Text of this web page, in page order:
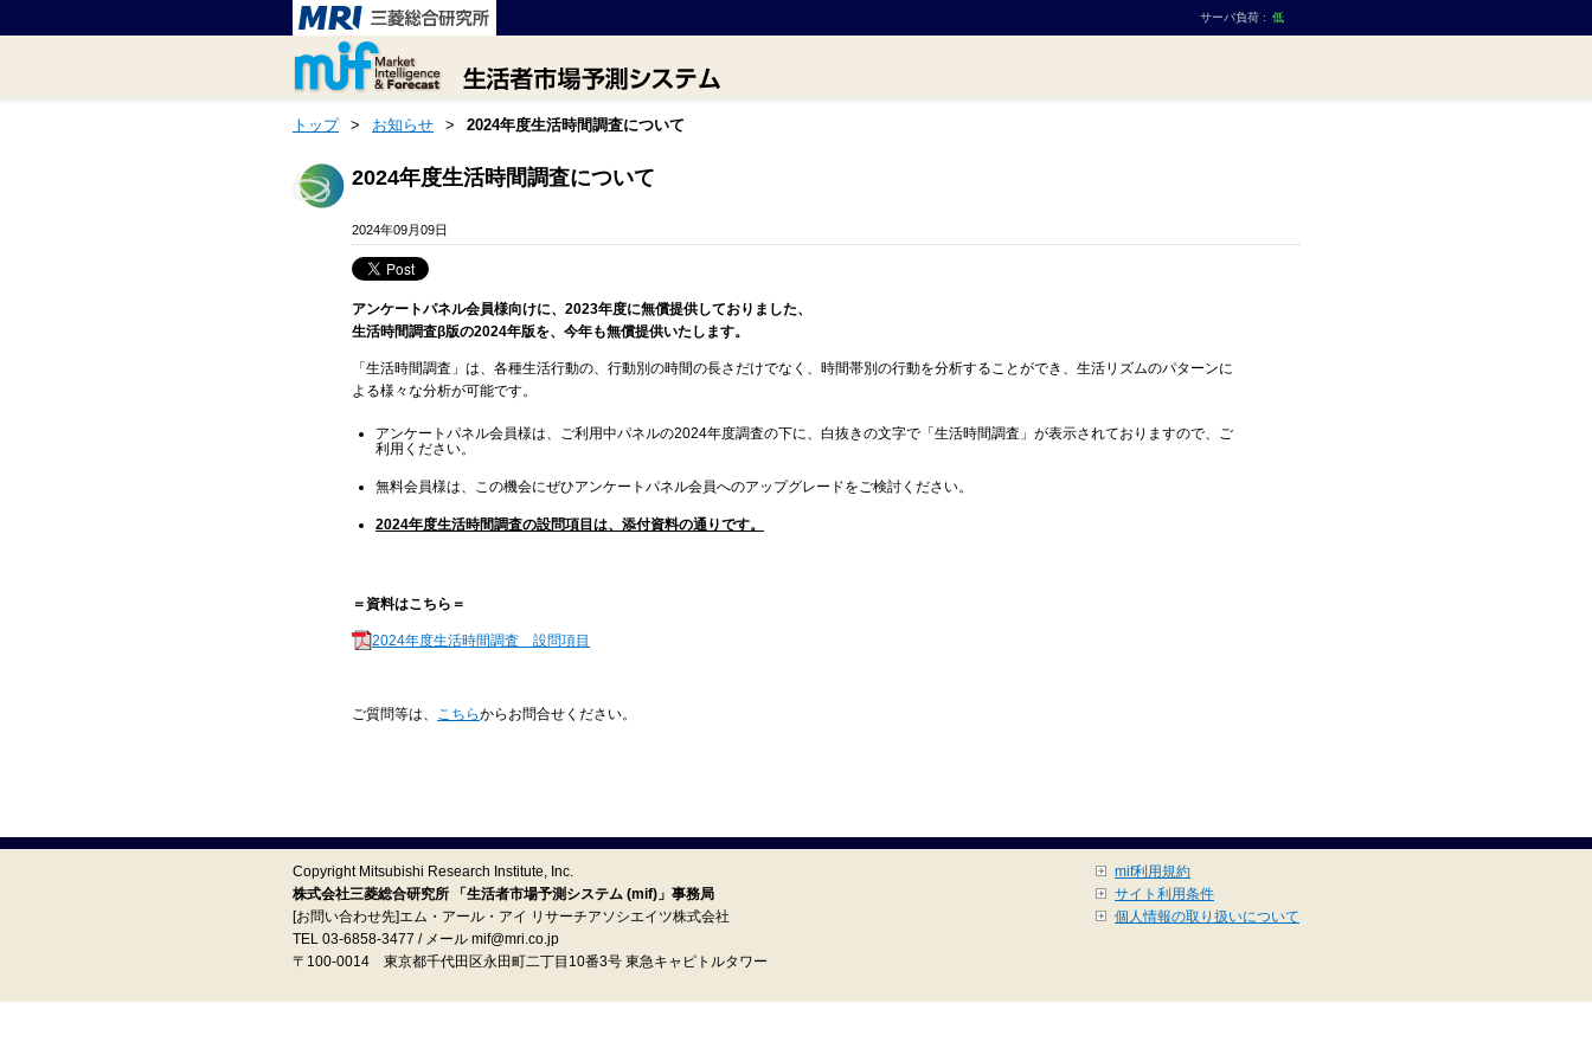
サーバ負荷 : 低
トップ > お知らせ > 2024年度生活時間調査について
2024年度生活時間調査について
2024年09月09日
アンケートパネル会員様向けに、2023年度に無償提供しておりました、
生活時間調査β版の2024年版を、今年も無償提供いたします。
「生活時間調査」は、各種生活行動の、行動別の時間の長さだけでなく、時間帯別の行動を分析することができ、生活リズムのパターンに
よる様々な分析が可能です。
アンケートパネル会員様は、ご利用中パネルの2024年度調査の下に、白抜きの文字で「生活時間調査」が表示されておりますので、ご
利用ください。
無料会員様は、この機会にぜひアンケートパネル会員へのアップグレードをご検討ください。
2024年度生活時間調査の設問項目は、添付資料の通りです。
＝資料はこちら＝
2024年度生活時間調査 設問項目
ご質問等は、 こちらからお問合せください。
Copyright Mitsubishi Research Institute, Inc.
株式会社三菱総合研究所 「生活者市場予測システム (mif)」事務局
[お問い合わせ先]エム・アール・アイ リサーチアソシエイツ株式会社
TEL 03-6858-3477 / メール mif@mri.co.jp
〒100‐0014 東京都千代田区永田町二丁目10番3号 東急キャピトルタワー
mif利用規約
サイト利用条件
個人情報の取り扱いについて